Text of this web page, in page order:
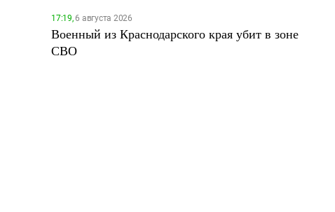
17:19,6 августа 2026
Военный из Краснодарского края убит в зоне
СВО